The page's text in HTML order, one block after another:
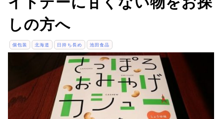
しの方へ
個包装 北海道 日持ち長め 池田食品